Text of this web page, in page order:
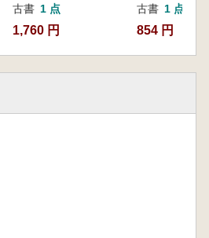
古書 1 点
1,760 円
古書 1 点
854 円